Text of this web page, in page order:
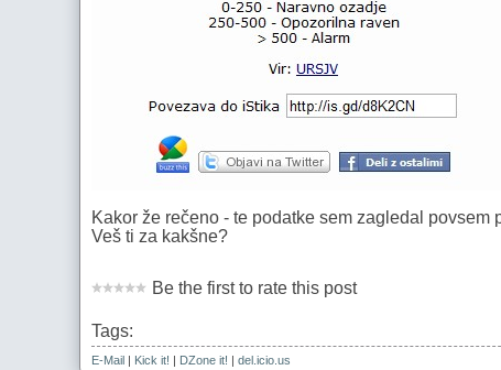
Kakor že rečeno - te podatke sem zagledal
Veš ti za kakšne?
Be the first to rate this post
Tags:
E-Mail | Kick it! | DZone it! | del.icio.us